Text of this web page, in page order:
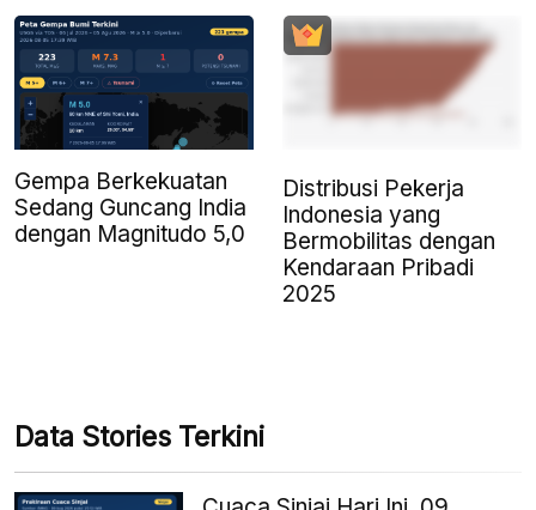
Gempa Berkekuatan
Sedang Guncang India
dengan Magnitudo 5,0
Distribusi Pekerja
Indonesia yang
Bermobilitas dengan
Kendaraan Pribadi
2025
Data Stories Terkini